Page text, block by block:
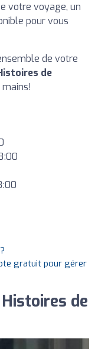
votre voyage, un
pour vous
de votre
de
gratuit pour gérer
de